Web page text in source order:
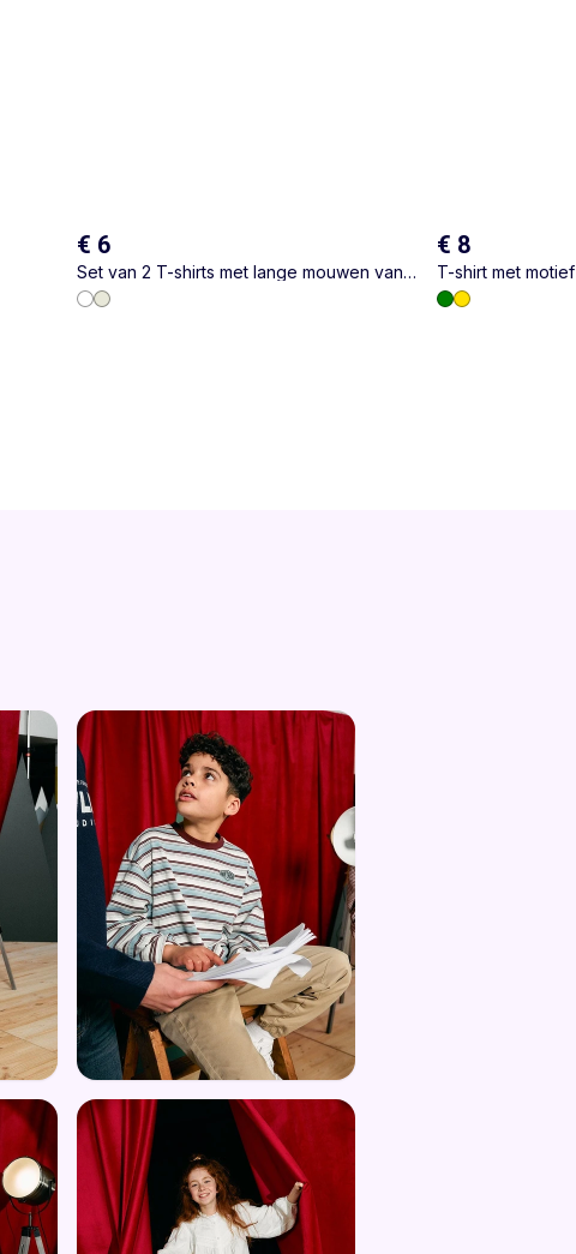
Set van 2 T-shirts met lange mouwen van
katoenen jerseytricot
€ 6
T-shirt met
mouwen
€ 8